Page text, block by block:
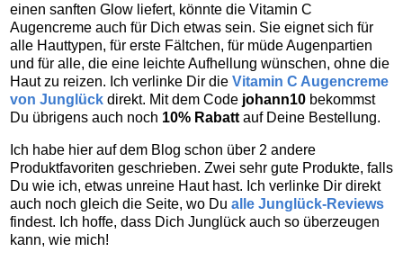
einen sanften Glow liefert, könnte die Vitamin C
Augencreme auch für Dich etwas sein. Sie eignet sich für
alle Hauttypen, für erste Fältchen, für müde Augenpartien
und für alle, die eine leichte Aufhellung wünschen, ohne die
Haut zu reizen. Ich verlinke Dir die Vitamin C Augencreme
von Junglück direkt. Mit dem Code johann10 bekommst
Du übrigens auch noch 10% Rabatt auf Deine Bestellung.
Ich habe hier auf dem Blog schon über 2 andere
Produktfavoriten geschrieben. Zwei sehr gute Produkte, falls
Du wie ich, etwas unreine Haut hast. Ich verlinke Dir direkt
auch noch gleich die Seite, wo Du alle Junglück-Reviews
findest. Ich hoffe, dass Dich Junglück auch so überzeugen
kann, wie mich!